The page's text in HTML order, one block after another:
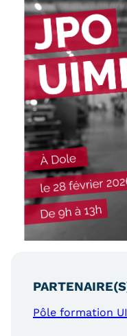
(VAPP)
Infos pratiques
FAQ
Lexique
Qualiopi
Pôle formation